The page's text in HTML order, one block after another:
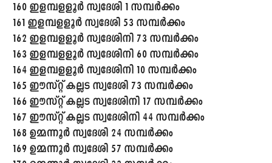
160 ഇളമ്പളളൂർ സ്വദേശി 1 സമ്പർക്കം
161 ഇളമ്പളളൂർ സ്വദേശി 53 സമ്പർക്കം
162 ഇളമ്പളളൂർ സ്വദേശിനി 73 സമ്പർക്കം
163 ഇളമ്പളളൂർ സ്വദേശിനി 60 സമ്പർക്കം
164 ഇളമ്പളളൂർ സ്വദേശിനി 10 സമ്പർക്കം
165 ഈസ്റ്റ് കല്ലട സ്വദേശി 73 സമ്പർക്കം
166 ഈസ്റ്റ് കല്ലട സ്വദേശിനി 17 സമ്പർക്കം
167 ഈസ്റ്റ് കല്ലട സ്വദേശിനി 44 സമ്പർക്കം
168 ഉമ്മന്നൂർ സ്വദേശി 24 സമ്പർക്കം
169 ഉമ്മന്നൂർ സ്വദേശി 57 സമ്പർക്കം